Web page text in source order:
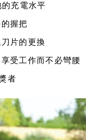
充電水平
握把
片的更換
受工作而不必彎腰
者